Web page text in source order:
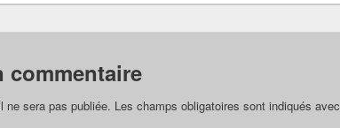
commentaire
ne sera pas publiée. Les champs obligatoires sont indiqués avec